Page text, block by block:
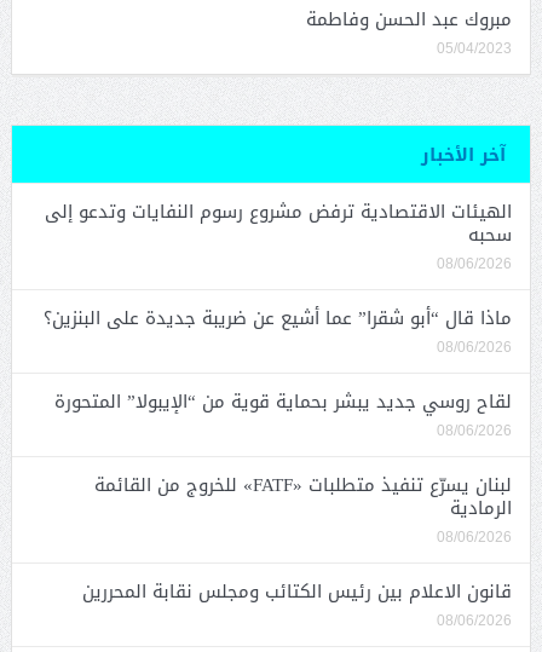
مبروك عبد الحسن وفاطمة
05/04/2023
آخر الأخبار
الهيئات الاقتصادية ترفض مشروع رسوم النفايات وتدعو إلى
سحبه
08/06/2026
ماذا قال “أبو شقرا” عما أشيع عن ضريبة جديدة على البنزين؟
08/06/2026
لقاح روسي جديد يبشر بحماية قوية من “الإيبولا” المتحورة
08/06/2026
لبنان يسرّع تنفيذ متطلبات «FATF» للخروج من القائمة
الرمادية
08/06/2026
قانون الاعلام بين رئيس الكتائب ومجلس نقابة المحررين
08/06/2026